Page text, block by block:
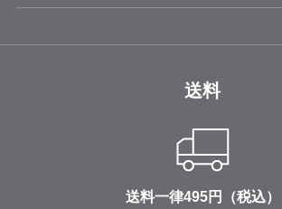
送料
送料一律495円（税込）